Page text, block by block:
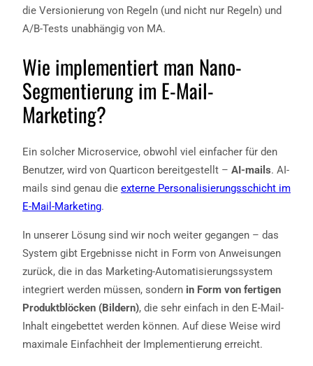
die Versionierung von Regeln (und nicht nur Regeln) und
A/B-Tests unabhängig von MA.
Wie implementiert man Nano-
Segmentierung im E-Mail-
Marketing?
Ein solcher Microservice, obwohl viel einfacher für den
Benutzer, wird von Quarticon bereitgestellt – AI-mails. AI-
mails sind genau die externe Personalisierungsschicht im
E-Mail-Marketing.
In unserer Lösung sind wir noch weiter gegangen – das
System gibt Ergebnisse nicht in Form von Anweisungen
zurück, die in das Marketing-Automatisierungssystem
integriert werden müssen, sondern in Form von fertigen
Produktblöcken (Bildern), die sehr einfach in den E-Mail-
Inhalt eingebettet werden können. Auf diese Weise wird
maximale Einfachheit der Implementierung erreicht.